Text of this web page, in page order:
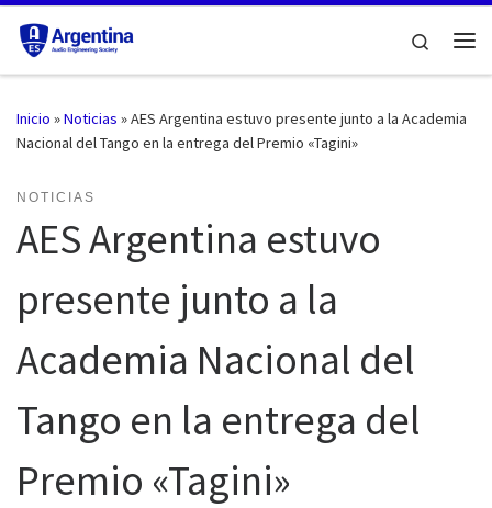
Saltar al contenido
Search
Inicio »Noticias »AES Argentina estuvo presente junto a la Academia
Nacional del Tango en la entrega del Premio «Tagini»
NOTICIAS
AES Argentina estuvo
presente junto a la
Academia Nacional del
Tango en la entrega del
Premio «Tagini»